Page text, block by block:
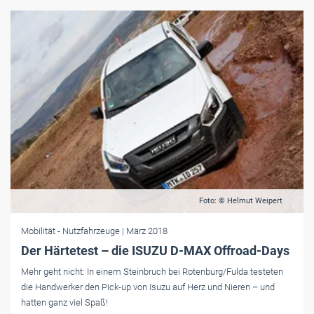
Foto: © Helmut Weipert
Mobilität - Nutzfahrzeuge | März 2018
Der Härtetest – die ISUZU D-MAX Offroad-Days
Mehr geht nicht: In einem Steinbruch bei Rotenburg/Fulda testeten
die Handwerker den Pick-up von Isuzu auf Herz und Nieren – und
hatten ganz viel Spaß!